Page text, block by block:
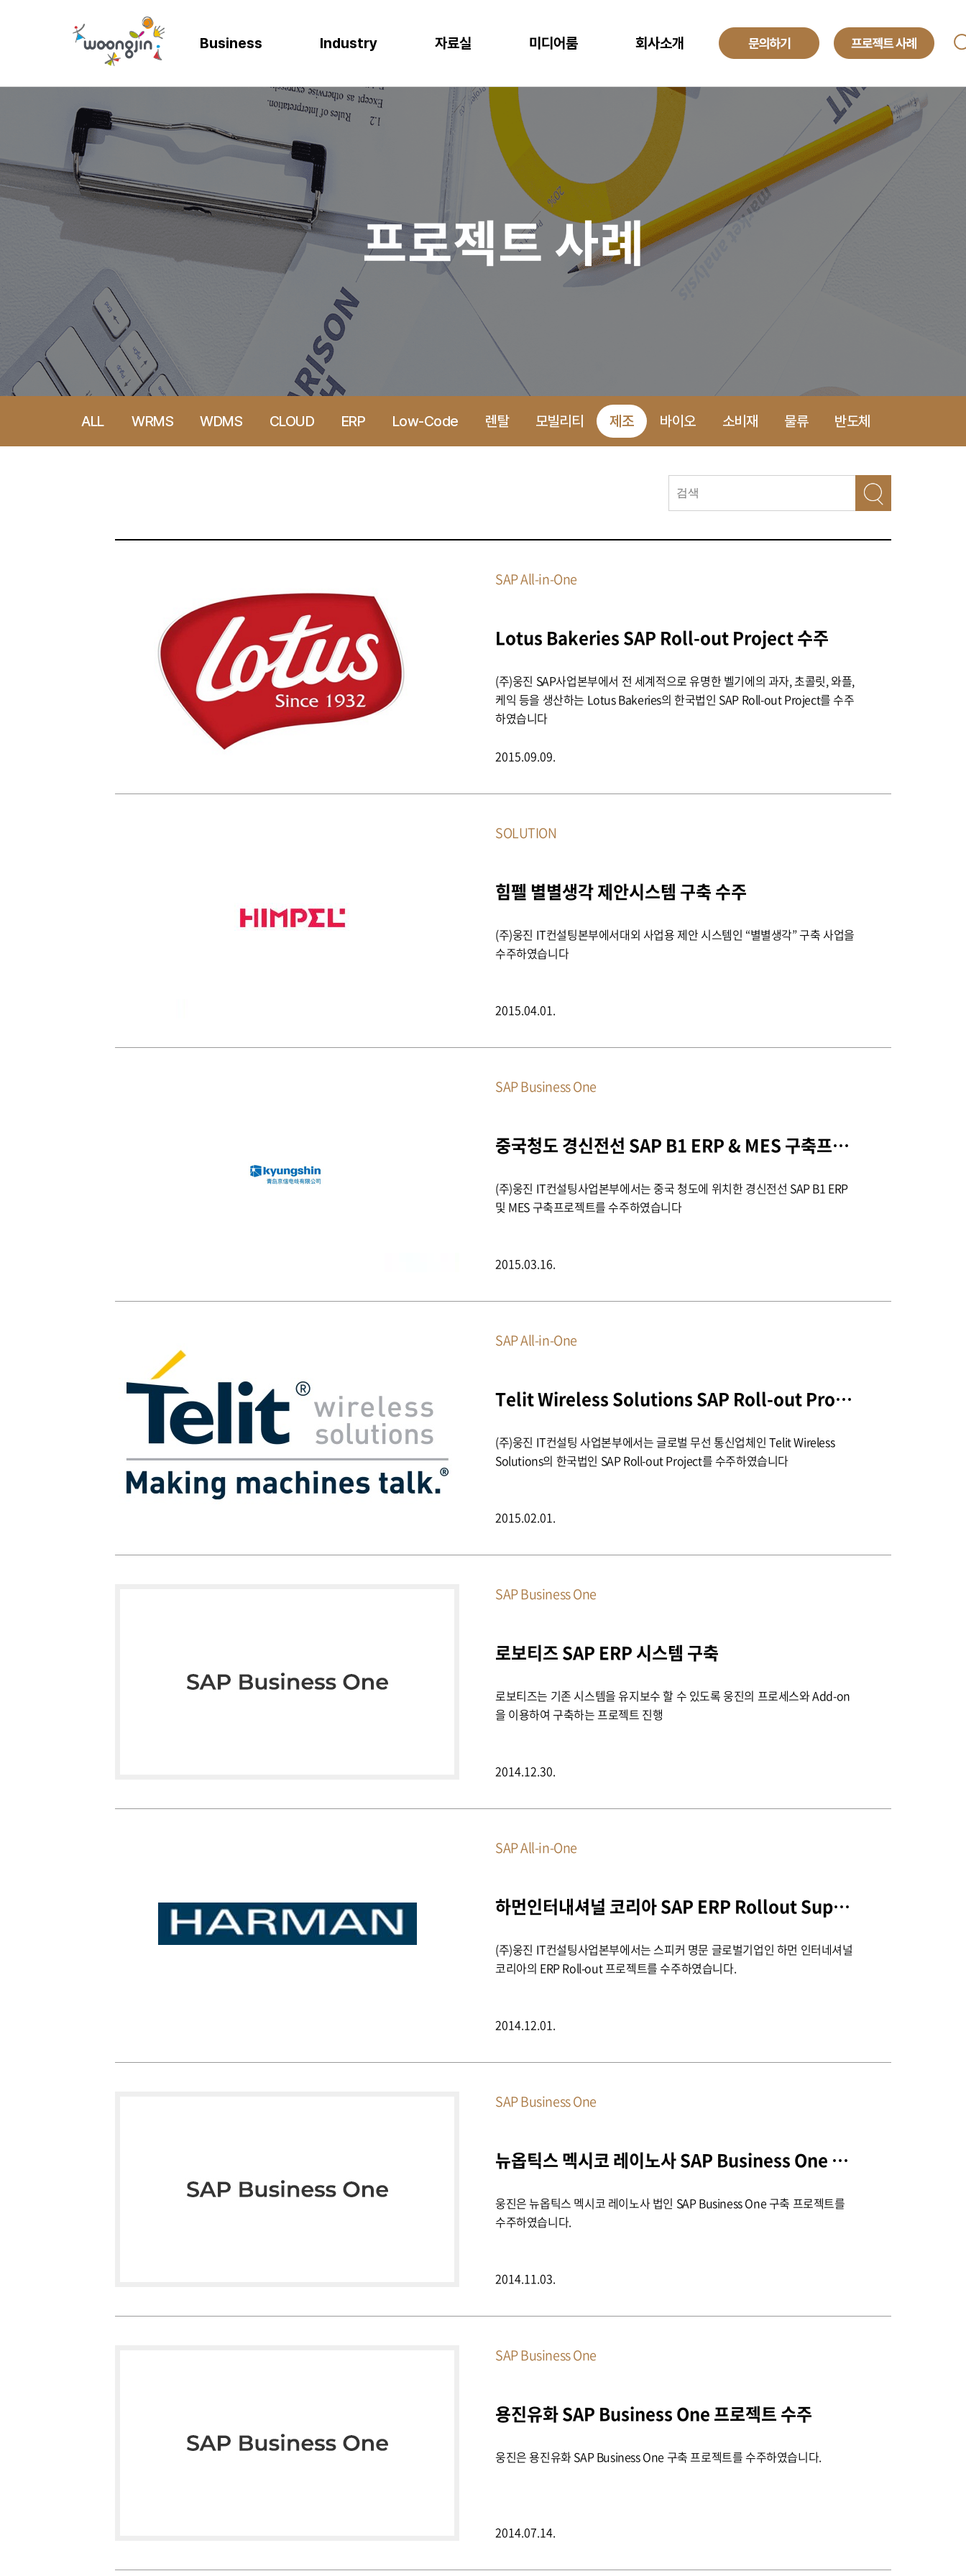
Business
AICC | AI 고객상담 시스템
WIKL | AI 인사이트 플랫폼
AI웅수 | 그룹웨어 AI
SAP Joule
Mendix MAIA
WRMS
WDMS
Business Synergy Suite
ERP
SAP S/4HANA
SAP Business One
SAP EWM
Microsoft Dynamics 365
Smart Factory
WiJARD Package
CLOUD ONEPACK
CLOUD
AWS (Amazon Web Services)
Microsoft Azure
Microsoft Power Platform
NAVER Cloud Platform
Mendix
워크쓰루 & 네이버웍스 코어
MANAGED SERVICE
Global Development Center
컨텍센터 BPO
Payroll BPO
Industry
고객 만족도 및 충성도 증대
사업 확장 및 브랜드 신뢰도 증가
통합 관리 및 운영 효율화
모빌리티
디지털 혁신을 위한 최적의 도구
프로세스 정립 및 글로벌 운영 시스템 구축
효율적인 자원관리
제조
디지털 혁신과 생산성
인공지능과 머신러닝으로 제조 혁신 실현
계획과 목표 중심의 프로세스 설계로 품질 향상
바이오
엄격한 규제 준수를 위한 IT시스템
성장을 위한 기반 마련
소비재
플랫폼을 통한 경쟁력 강화
데이터 분석과 기술의 활용
물류
복잡한 물류 현장을 위한 통합된 플랫폼
재고 없는 창고
미래 성장을 위한 유연한 물류 시스템
고도의 정밀성과 효율성을 위한 도구
자료실
프로젝트 사례
다운로드
미디어룸
공지사항
블로그
회사소개
기업소개
투자정보
해외법인
채용정보
추천 검색어 WRMS WDMS SAP ERP
렌탈 모빌리티 클라우드
프로젝트 사례
ALL WRMS WDMS CLOUD ERP Low-Code 렌탈 모빌리티 제조 바이오 소비재 물류 반도체
SAP All-in-One
Lotus Bakeries SAP Roll-out Project 수주
(주)웅진 SAP사업본부에서 전 세계적으로 유명한 벨기에의 과자, 초콜릿, 와플,
케익 등을 생산하는 Lotus Bakeries의 한국법인 SAP Roll-out Project를 수주
하였습니다
2015.09.09.
SOLUTION
힘펠 별별생각 제안시스템 구축 수주
(주)웅진 IT컨설팅본부에서대외 사업용 제안 시스템인 “별별생각” 구축 사업을
수주하였습니다
2015.04.01.
SAP Business One
중국청도 경신전선 SAP B1 ERP & MES 구축프로젝트 수주
(주)웅진 IT컨설팅사업본부에서는 중국 청도에 위치한 경신전선 SAP B1 ERP
및 MES 구축프로젝트를 수주하였습니다
2015.03.16.
SAP All-in-One
Telit Wireless Solutions SAP Roll-out Project 수주
(주)웅진 IT컨설팅 사업본부에서는 글로벌 무선 통신업체인 Telit Wireless
Solutions의 한국법인 SAP Roll-out Project를 수주하였습니다
2015.02.01.
SAP Business One
로보티즈 SAP ERP 시스템 구축
로보티즈는 기존 시스템을 유지보수 할 수 있도록 웅진의 프로세스와 Add-on
을 이용하여 구축하는 프로젝트 진행
2014.12.30.
SAP All-in-One
하먼인터내셔널 코리아 SAP ERP Rollout Support 수주
(주)웅진 IT컨설팅사업본부에서는 스피커 명문 글로벌기업인 하먼 인터네셔널
코리아의 ERP Roll-out 프로젝트를 수주하였습니다.
2014.12.01.
SAP Business One
뉴옵틱스 멕시코 레이노사 SAP Business One 구축 프로젝트 수주
웅진은 뉴옵틱스 멕시코 레이노사 법인 SAP Business One 구축 프로젝트를
수주하였습니다.
2014.11.03.
SAP Business One
용진유화 SAP Business One 프로젝트 수주
웅진은 용진유화 SAP Business One 구축 프로젝트를 수주하였습니다.
2014.07.14.